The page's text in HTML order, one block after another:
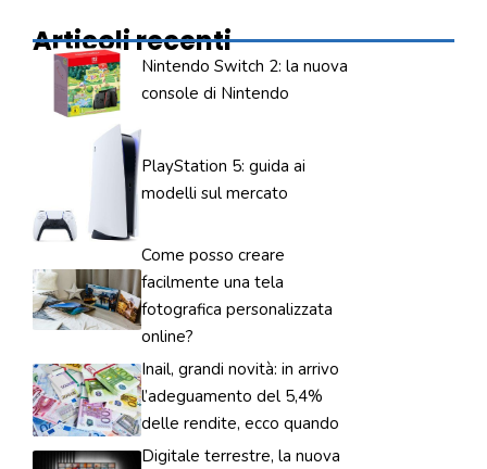
Articoli recenti
Nintendo Switch 2: la nuova
console di Nintendo
PlayStation 5: guida ai
modelli sul mercato
Come posso creare
facilmente una tela
fotografica personalizzata
online?
Inail, grandi novità: in arrivo
l’adeguamento del 5,4%
delle rendite, ecco quando
Digitale terrestre, la nuova